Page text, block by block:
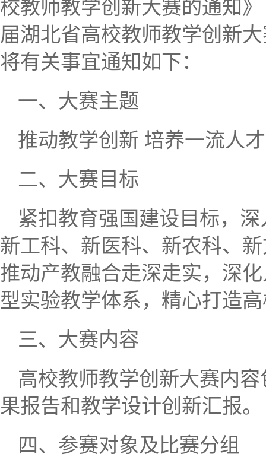
校教师教学创新大赛的通知
届湖北省高校教师教学创新
将有关事宜通知如下：
一、大赛主题
推动教学创新 培养一流人才
二、大赛目标
紧扣教育强国建设目标，
新工科、新医科、新农科、
推动产教融合走深走实，深
型实验教学体系，精心打造
三、大赛内容
高校教师教学创新大赛内
果报告和教学设计创新汇报。
四、参赛对象及比赛分组